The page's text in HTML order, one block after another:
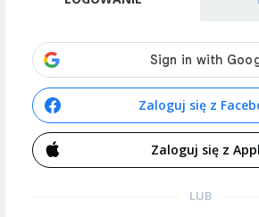
Zaloguj się z
Zaloguj się z
LUB